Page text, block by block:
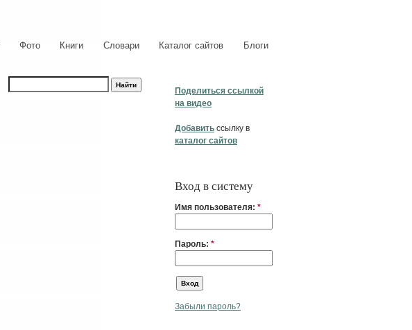
Фото Книги Словари Каталог сайтов Блоги
Поделиться ссылкой
на видео
Добавить ссылку в
каталог сайтов
Вход в систему
Имя пользователя: *
Пароль: *
Забыли пароль?